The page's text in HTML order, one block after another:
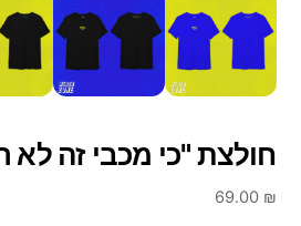
חולצת "כי מכבי זה לא
69.00 ₪